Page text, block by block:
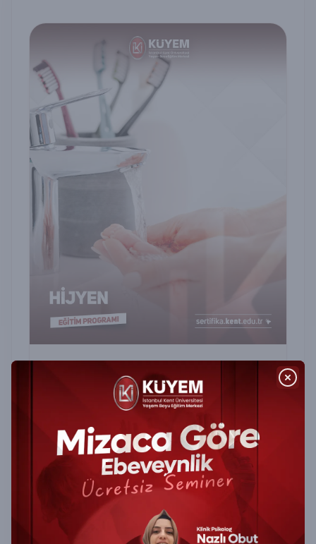
Hijyen Sertifika Programı ile gıda, sağlık ve
hizmet sektörlerinde hijyen kurallarını öğrenin.
Sertifikanızı alın, güvenli çalışma ortamı
sağlayın.